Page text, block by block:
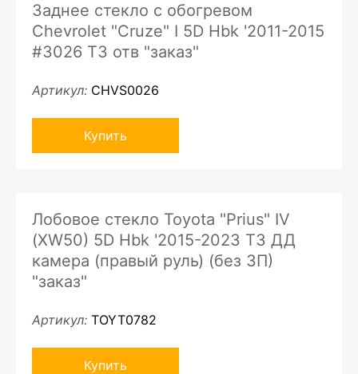
Заднее стекло с обогревом
Chevrolet "Cruze" I 5D Hbk '2011-2015
#3026 ТЗ отв "заказ"
Артикул: CHVS0026
Купить
Лобовое стекло Toyota "Prius" IV
(XW50) 5D Hbk '2015-2023 ТЗ ДД
камера (правый руль) (без ЗП)
"заказ"
Артикул: TOYT0782
Купить